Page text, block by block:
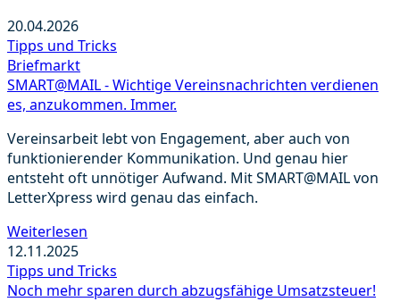
20.04.2026
Tipps und Tricks
Briefmarkt
SMART@MAIL - Wichtige Vereinsnachrichten verdienen
es, anzukommen. Immer.
Vereinsarbeit lebt von Engagement, aber auch von
funktionierender Kommunikation. Und genau hier
entsteht oft unnötiger Aufwand. Mit SMART@MAIL von
LetterXpress wird genau das einfach.
Weiterlesen
12.11.2025
Tipps und Tricks
Noch mehr sparen durch abzugsfähige Umsatzsteuer!